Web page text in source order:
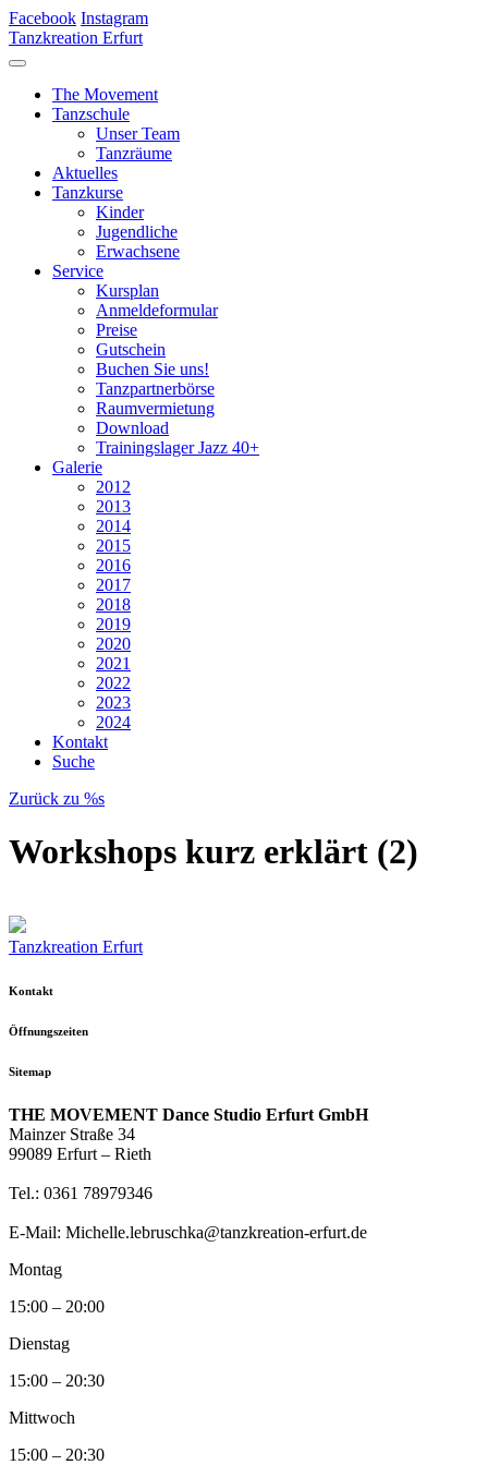
Facebook Instagram
Tanzkreation Erfurt
The Movement
Tanzschule
Unser Team
Tanzräume
Aktuelles
Tanzkurse
Kinder
Jugendliche
Erwachsene
Service
Kursplan
Anmeldeformular
Preise
Gutschein
Buchen Sie uns!
Tanzpartnerbörse
Raumvermietung
Download
Trainingslager Jazz 40+
Galerie
2012
2013
2014
2015
2016
2017
2018
2019
2020
2021
2022
2023
2024
Kontakt
Suche
Zurück zu %s
Workshops kurz erklärt (2)
Tanzkreation Erfurt
Kontakt
Öffnungszeiten
Sitemap
THE MOVEMENT Dance Studio Erfurt GmbH
Mainzer Straße 34
99089 Erfurt – Rieth
Tel.: 0361 78979346
E-Mail: Michelle.lebruschka@tanzkreation-erfurt.de
Montag
15:00 – 20:00
Dienstag
15:00 – 20:30
Mittwoch
15:00 – 20:30